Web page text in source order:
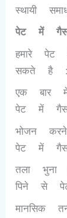
स्थायी
पेट में
हमारे
सकते है :
एक बार
पेट में
भोजन
पेट में
तला
पिने से
मानसिक